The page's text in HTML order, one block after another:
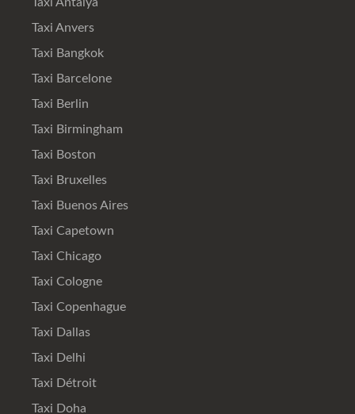
Taxi Antalya
Taxi Anvers
Taxi Bangkok
Taxi Barcelone
Taxi Berlin
Taxi Birmingham
Taxi Boston
Taxi Bruxelles
Taxi Buenos Aires
Taxi Capetown
Taxi Chicago
Taxi Cologne
Taxi Copenhague
Taxi Dallas
Taxi Delhi
Taxi Détroit
Taxi Doha